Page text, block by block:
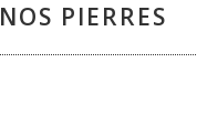
NOS PIERRES